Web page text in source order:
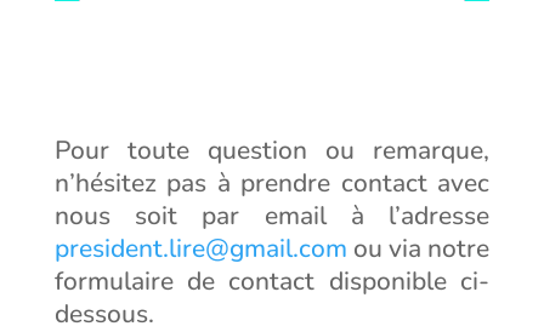
Pour toute question ou remarque,
n’hésitez pas à prendre contact avec
nous soit par email à l’adresse
president.lire@gmail.com ou via notre
formulaire de contact disponible ci-
dessous.